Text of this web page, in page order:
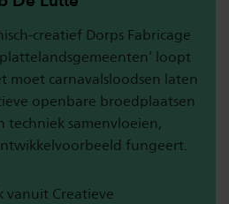
creatief Dorps Fabricage
loopt
moet carnavalsloodsen laten
openbare broedplaatsen
techniek samenvloeien,
fungeert.
vanuit Creatieve